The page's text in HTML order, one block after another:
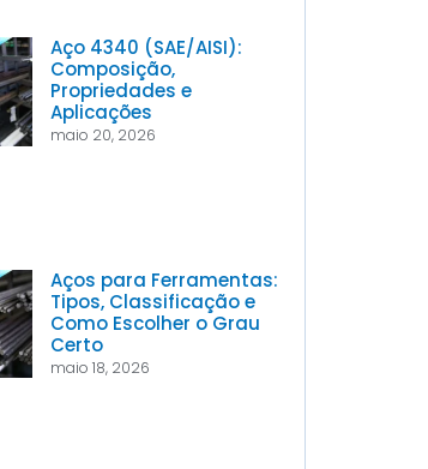
Aço 4340 (SAE/AISI):
Composição,
Propriedades e
Aplicações
maio 20, 2026
Aços para Ferramentas:
Tipos, Classificação e
Como Escolher o Grau
Certo
maio 18, 2026